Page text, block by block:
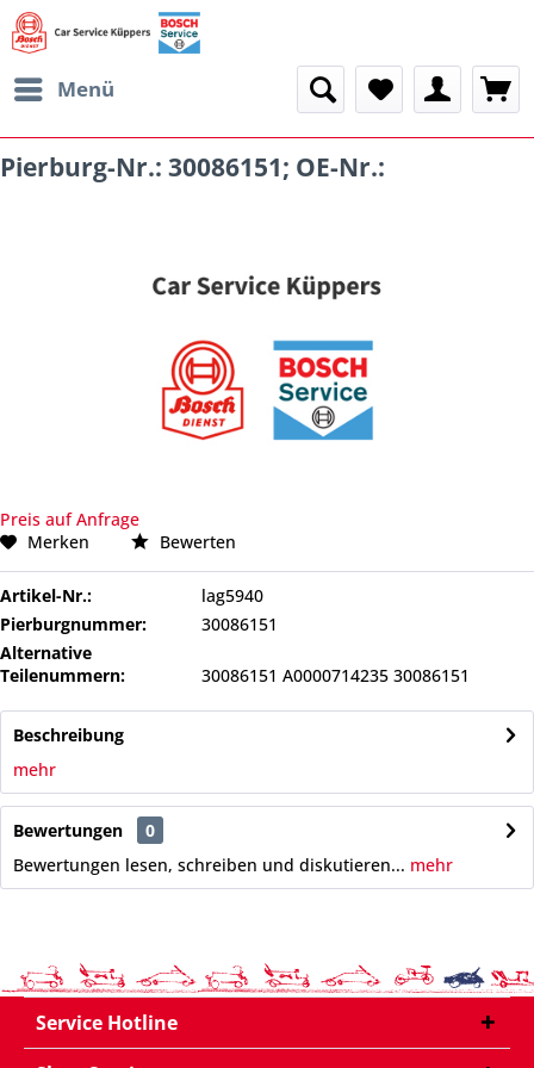
Menü
Pierburg-Nr.: 30086151; OE-Nr.:
Preis auf Anfrage
Merken
Bewerten
Artikel-Nr.:
lag5940
Pierburgnummer:
30086151
Alternative
Teilenummern:
30086151 A0000714235 30086151
Beschreibung
mehr
Bewertungen
0
Bewertungen lesen, schreiben und diskutieren... mehr
Service Hotline